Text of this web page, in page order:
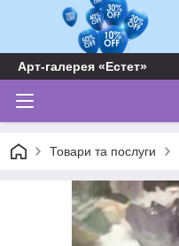
Арт-галерея «Естет»
Товари та послуги